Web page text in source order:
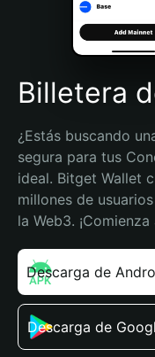
Português (Brasil)
Español (Argentina)
Billetera
¿Estás buscando
segura para tus
ideal. Bitget Wallet
millones de
la Web3.
Descarga de
Descarga de